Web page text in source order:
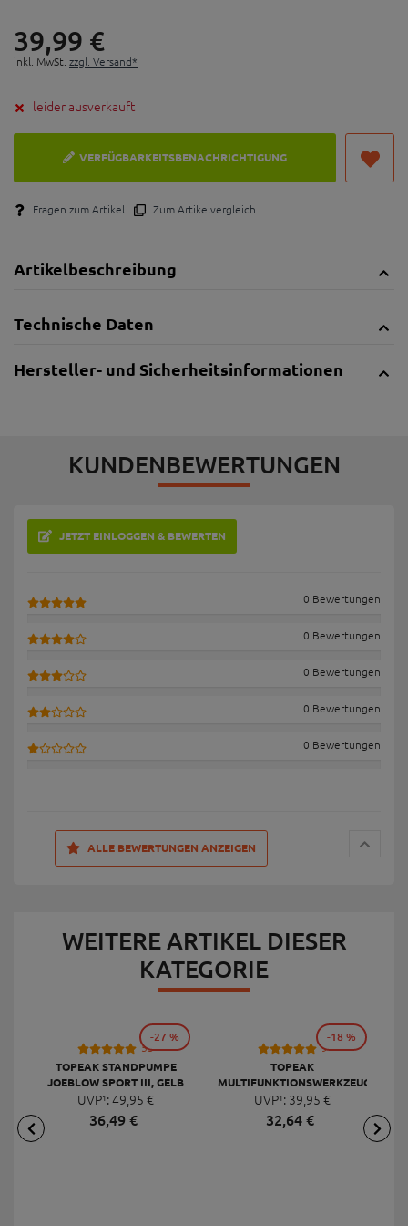
39,99 €
inkl. MwSt. zzgl. Versand*
leider ausverkauft
VERFÜGBARKEITSBENACHRICHTIGUNG
Fragen zum Artikel Zum Artikelvergleich
Artikelbeschreibung
Technische Daten
Hersteller- und Sicherheitsinformationen
KUNDENBEWERTUNGEN
JETZT EINLOGGEN & BEWERTEN
0 Bewertungen
0 Bewertungen
0 Bewertungen
0 Bewertungen
0 Bewertungen
ALLE BEWERTUNGEN ANZEIGEN
WEITERE ARTIKEL DIESER
KATEGORIE
53
TOPEAK STANDPUMPE
JOEBLOW SPORT III, GELB
UVP¹:49,95 €
36,49€
-27 %
9
TOPEAK
MULTIFUNKTIONSWERKZEUG
MINI 20 PRO
UVP¹: 39,95 €
32,64€
-18 %